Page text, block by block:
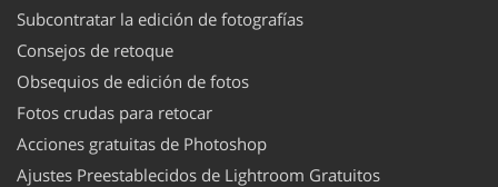
Subcontratar la edición de fotografías
Consejos de retoque
Obsequios de edición de fotos
Fotos crudas para retocar
Acciones gratuitas de Photoshop
Ajustes Preestablecidos de Lightroom Gratuitos